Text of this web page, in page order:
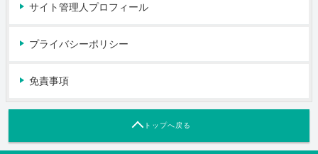
サイト管理人プロフィール
プライバシーポリシー
免責事項
トップへ戻る